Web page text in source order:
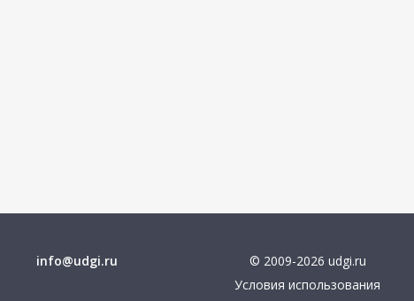
info@udgi.ru
© 2009-2026 udgi.ru
Условия использования